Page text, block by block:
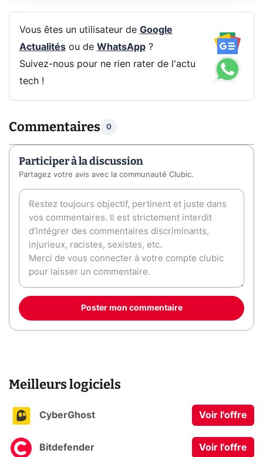
Vous êtes un utilisateur de Google
Actualitésou de WhatsApp?
Suivez-nous pour ne rien rater de l'actu
tech !
Commentaires 0
Participer à la discussion
Partagez votre avis avec la communauté Clubic.
Poster mon commentaire
Meilleurs logiciels
CyberGhost Voir l'offre
Bitdefender Voir l'offre